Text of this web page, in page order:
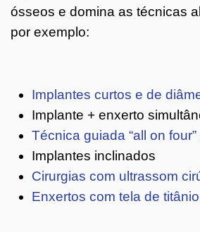
ósseos e domina as técnicas
por exemplo:
Implantes curtos e de
Implante + enxerto
Técnica guiada “all on
Implantes inclinados
Cirurgias com ultrassom
Enxertos com tela de titânio